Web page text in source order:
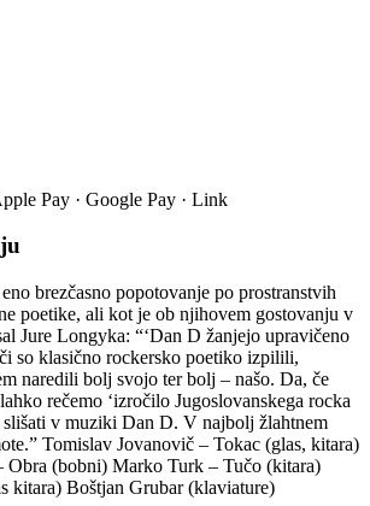
Pay · Google Pay · Link
brezčasno popotovanje po prostranstvih
poetike, ali kot je ob njihovem gostovanju v
Jure Longyka: “‘Dan D žanjejo upravičeno
so klasično rockersko poetiko izpilili,
naredili bolj svojo ter bolj – našo. Da, če
rečemo ‘izročilo Jugoslovanskega rocka
slišati v muziki Dan D. V najbolj žlahtnem
Tomislav Jovanovič – Tokac (glas, kitara)
Obra (bobni) Marko Turk – Tučo (kitara)
kitara) Boštjan Grubar (klaviature)